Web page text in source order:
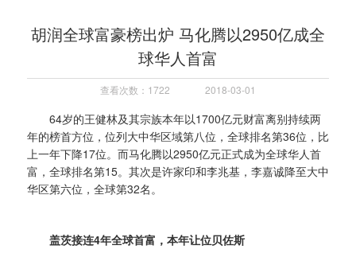
胡润全球富豪榜出炉 马化腾以2950亿成全
球华人首富
查看次数：1722 2018-03-01
64岁的王健林及其宗族本年以1700亿元财富离别持续两
年的榜首方位，位列大中华区域第八位，全球排名第36位，比
上一年下降17位。而马化腾以2950亿元正式成为全球华人首
富，全球排名第15。其次是许家印和李兆基，李嘉诚降至大中
华区第六位，全球第32名。
盖茨接连4年全球首富，本年让位贝佐斯